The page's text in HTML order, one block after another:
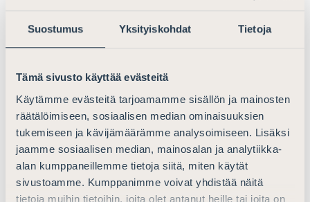
Suostumus Yksityiskohdat Tietoja
Tämä sivusto käyttää evästeitä
Käytämme evästeitä tarjoamamme sisällön ja mainosten
räätälöimiseen, sosiaalisen median ominaisuuksien
tukemiseen ja kävijämäärämme analysoimiseen. Lisäksi
jaamme sosiaalisen median, mainosalan ja analytiikka-
alan kumppaneillemme tietoja siitä, miten käytät
sivustoamme. Kumppanimme voivat yhdistää näitä
tietoja muihin tietoihin, joita olet antanut heille tai joita on
ennakkopäätösten määrä tulisi kasvamaan, mikä
kehittäisi kansainvälisen suojelun myöntämistä
Asianajajaliitto pitää parhaana ratkaisuvaihtoehtona
turvapaikka-asioiden hajauttamista kaikkiin hallinto-
oikeuksiin tai tiettyihin hallinto-oikeuksiin.
Toimivaltaisen hallinto-oikeuden ei kuitenkaan tulisi
perustua siihen, missä vastaanottokeskuksessa
turvapaikanhakija on kirjoilla eikä siihen, missä
Maahanmuuttoviraston toimipisteessä